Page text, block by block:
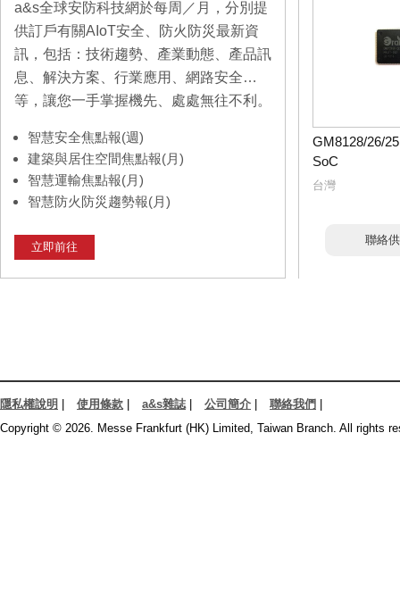
a&s全球安防科技網於每周／月，分別提
供訂戶有關AIoT安全、防火防災最新資
訊，包括：技術趨勢、產業動態、產品訊
息、解決方案、行業應用、網路安全…
等，讓您一手掌握機先、處處無往不利。
智慧安全焦點報(週)
建築與居住空間焦點報(月)
智慧運輸焦點報(月)
智慧防火防災趨勢報(月)
立即前往
GM8128/26/
SoC
台灣
聯絡
隱私權說明 使用條款 a&s雜誌| 公司簡介 聯絡我們
Copyright © 2026. Messe Frankfurt (HK) Limited, Taiwan Branch. All rights